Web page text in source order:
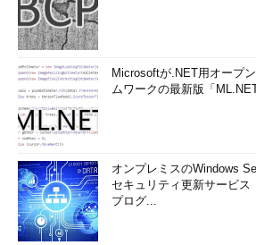
り、組織横断的、有機的な連携も足りて
おらず、迅速な対応ができなかった」（橋
づくものだ。
厚労省自身、そして所管法人に対する監
策の中に位置付けられている。「どういっ
るかをしっかり把握することが大事。その
人の連携強化の中でどのようなセキュリテ
言するために、監査を行っていく」（橋
同省では、政府全体としてのサイバーセ
た取り組みも踏まえつつ、これら再発防止
Microsoftが.NET用オープ
ムワークの最新版「
オンプレミスのWindows
セキュリティ更新サービ
プログ...